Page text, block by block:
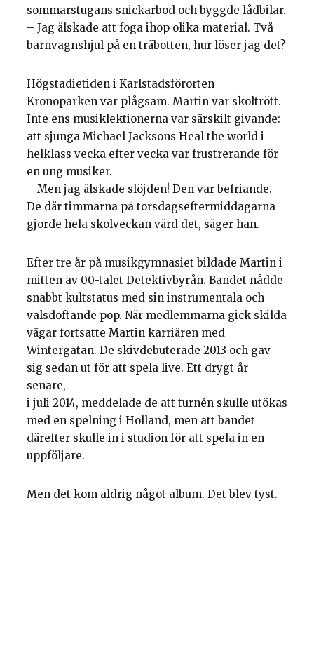
sommarstugans snickarbod och byggde lådbilar.
– Jag älskade att foga ihop olika material. Två
barnvagnshjul på en träbotten, hur löser jag det?
Högstadietiden i Karlstadsförorten
Kronoparken var plågsam. Martin var skoltrött.
Inte ens musiklektionerna var särskilt givande:
att sjunga Michael Jacksons Heal the world i
helklass vecka efter vecka var frustrerande för
en ung musiker.
– Men jag älskade slöjden! Den var befriande.
De där timmarna på torsdagseftermiddagarna
gjorde hela skolveckan värd det, säger han.
Efter tre år på musikgymnasiet bildade Martin i
mitten av 00-talet Detektivbyrån. Bandet nådde
snabbt kultstatus med sin instrumentala och
valsdoftande pop. När medlemmarna gick skilda
vägar fortsatte Martin karriären med
Wintergatan. De skivdebuterade 2013 och gav
sig sedan ut för att spela live. Ett drygt år
senare,
i juli 2014, meddelade de att turnén skulle utökas
med en spelning i Holland, men att bandet
därefter skulle in i studion för att spela in en
uppföljare.
Men det kom aldrig något album. Det blev tyst.